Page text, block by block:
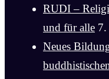
RUDI –
und für alle
Neues